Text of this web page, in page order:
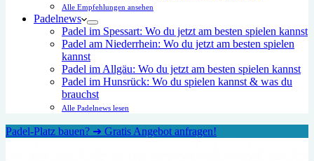
Alle Empfehlungen ansehen
Padelnews
Padel im Spessart: Wo du jetzt am besten spielen kannst
Padel am Niederrhein: Wo du jetzt am besten spielen
kannst
Padel im Allgäu: Wo du jetzt am besten spielen kannst
Padel im Hunsrück: Wo du spielen kannst & was du
brauchst
Alle Padelnews lesen
Padel-Platz bauen? ➜ Gratis Angebot anfragen!